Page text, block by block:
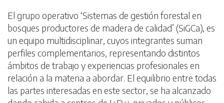
El grupo operativo ‘Sistemas de gestión forestal en
bosques productores de madera de calidad’ (SiGCa), es
un equipo multidisciplinar, cuyos integrantes suman
perfiles complementarios, representando distintos
ámbitos de trabajo y experiencias profesionales en
relación a la materia a abordar. El equilibrio entre todas
las partes interesadas en este sector, se ha alcanzado